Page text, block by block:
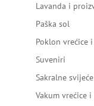
Lavanda i
Paška sol
Poklon vrećice
Suveniri
Sakralne svijeće
Vakum vrećice